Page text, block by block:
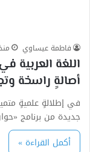
فاطمة عيساوي منذ 4
اللغة العربية
أصالةٍ راسخة
في إطلالةٍ علميةٍ
جديدة من برنامج
أكمل القراءة »